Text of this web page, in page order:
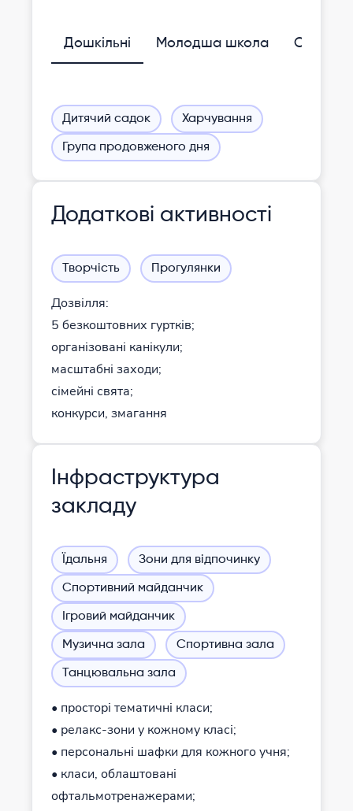
Дошкільні Молодша школа
Дитячий садок Харчування
Група продовженого дня
Додаткові активності
Творчість Прогулянки
Дозвілля:
5 безкоштовних гуртків;
організовані канікули;
масштабні заходи;
сімейні свята;
конкурси, змагання
Інфраструктура
закладу
Їдальня Зони для відпочинку
Спортивний майданчик
Ігровий майданчик
Музична зала Спортивна зала
Танцювальна зала
• просторі тематичні класи;
• релакс-зони у кожному класі;
• персональні шафки для кожного учня;
• класи, облаштовані
офтальмотренажерами;